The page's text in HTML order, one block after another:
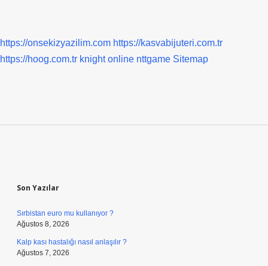
https://onsekizyazilim.com https://kasvabijuteri.com.tr
https://hoog.com.tr knight online nttgame Sitemap
Son Yazılar
Sırbistan euro mu kullanıyor ?
Ağustos 8, 2026
Kalp kası hastalığı nasıl anlaşılır ?
Ağustos 7, 2026